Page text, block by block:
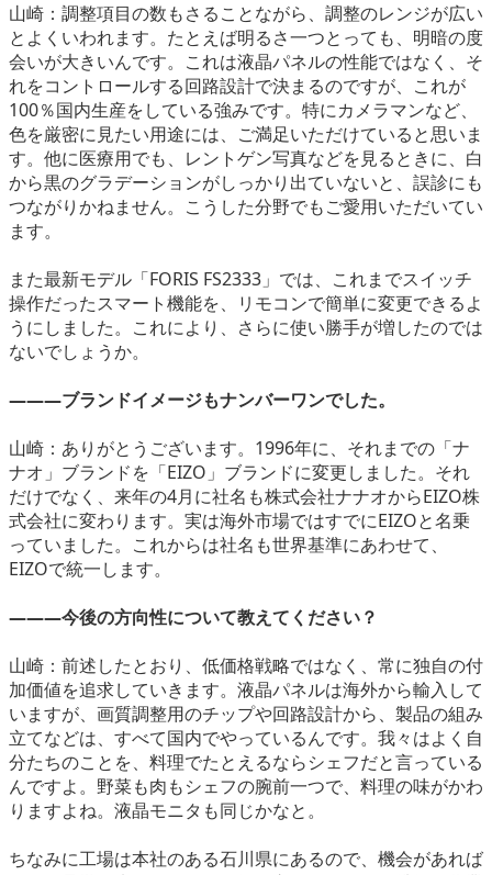
山崎：調整項目の数もさることながら、調整のレンジが広い
とよくいわれます。たとえば明るさ一つとっても、明暗の度
会いが大きいんです。これは液晶パネルの性能ではなく、そ
れをコントロールする回路設計で決まるのですが、これが
100％国内生産をしている強みです。特にカメラマンなど、
色を厳密に見たい用途には、ご満足いただけていると思いま
す。他に医療用でも、レントゲン写真などを見るときに、白
から黒のグラデーションがしっかり出ていないと、誤診にも
つながりかねません。こうした分野でもご愛用いただいてい
ます。
また最新モデル「FORIS FS2333」では、これまでスイッチ
操作だったスマート機能を、リモコンで簡単に変更できるよ
うにしました。これにより、さらに使い勝手が増したのでは
ないでしょうか。
―――ブランドイメージもナンバーワンでした。
山崎：ありがとうございます。1996年に、それまでの「ナ
ナオ」ブランドを「EIZO」ブランドに変更しました。それ
だけでなく、来年の4月に社名も株式会社ナナオからEIZO株
式会社に変わります。実は海外市場ではすでにEIZOと名乗
っていました。これからは社名も世界基準にあわせて、
EIZOで統一します。
―――今後の方向性について教えてください？
山崎：前述したとおり、低価格戦略ではなく、常に独自の付
加価値を追求していきます。液晶パネルは海外から輸入して
いますが、画質調整用のチップや回路設計から、製品の組み
立てなどは、すべて国内でやっているんです。我々はよく自
分たちのことを、料理でたとえるならシェフだと言っている
んですよ。野菜も肉もシェフの腕前一つで、料理の味がかわ
りますよね。液晶モニタも同じかなと。
ちなみに工場は本社のある石川県にあるので、機会があれば